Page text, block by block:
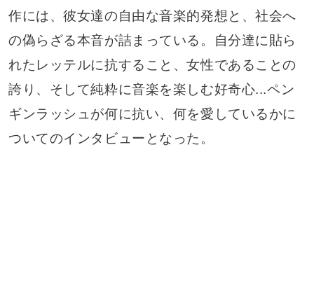
作には、彼女達の自由な音楽的発想と、社会へ
の偽らざる本音が詰まっている。自分達に貼ら
れたレッテルに抗すること、女性であることの
誇り、そして純粋に音楽を楽しむ好奇心...ペン
ギンラッシュが何に抗い、何を愛しているかに
ついてのインタビューとなった。